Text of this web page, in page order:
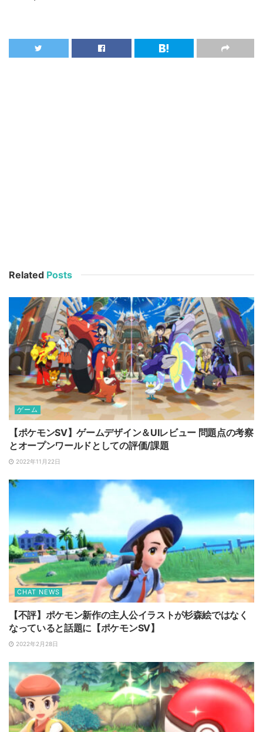
Related Posts
ゲーム
【ポケモンSV】ゲームデザイン＆UIレビュー 問題点の考察
とオープンワールドとしての評価/課題
2022年11月22日
CHAT NEWS
【不評】ポケモン新作の主人公イラストが杉森絵ではなく
なっていると話題に【ポケモンSV】
2022年2月28日